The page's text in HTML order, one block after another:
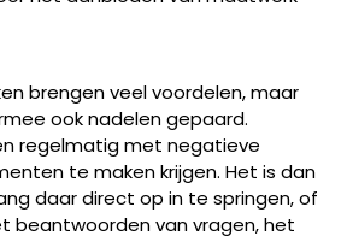
brengen veel voordelen, maar
ook nadelen gepaard.
regelmatig met negatieve
te maken krijgen. Het is dan
daar direct op in te springen, of
beantwoorden van vragen, het